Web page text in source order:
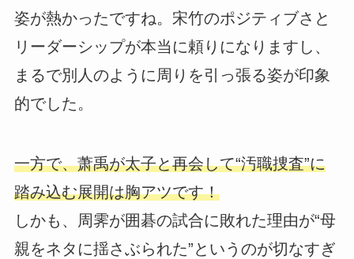
姿が熱かったですね。宋竹のポジティブさと
リーダーシップが本当に頼りになりますし、
まるで別人のように周りを引っ張る姿が印象
的でした。
一方で、萧禹が太子と再会して“汚職捜査”に
踏み込む展開は胸アツです！
しかも、周霁が囲碁の試合に敗れた理由が“母
親をネタに揺さぶられた”というのが切なすぎ